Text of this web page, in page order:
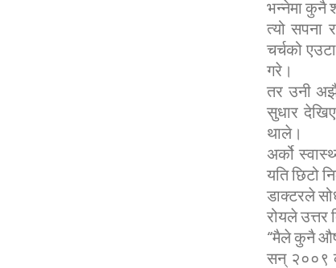
भन्नेमा कुनै
त्यो सपना
चर्चको
गरे।
तर उनी अझै
सुधार
थाले।
अर्को
यति छिटो
डाक्टरले
रोयले उत्तर
“मैले कुनै
सन् २००९